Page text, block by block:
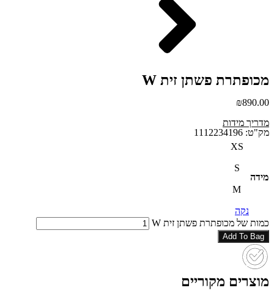
מכופתרת פשתן זית W
₪890.00
מדריך מידות
מק"ט: 1112234196
מידה
XS
S
M
נקה
כמות של מכופתרת פשתן זית W
Add To Bag
מוצרים מקוריים